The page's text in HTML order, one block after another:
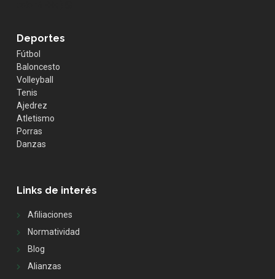
Deportes
Fútbol
Baloncesto
Volleyball
Tenis
Ajedrez
Atletismo
Porras
Danzas
Links de interés
Afiliaciones
Normatividad
Blog
Alianzas